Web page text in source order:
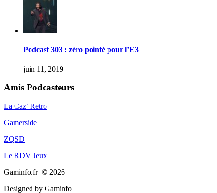
Podcast 303 : zéro pointé pour l’E3
juin 11, 2019
Amis Podcasteurs
La Caz’ Retro
Gamerside
ZQSD
Le RDV Jeux
Gaminfo.fr © 2026
Designed by Gaminfo